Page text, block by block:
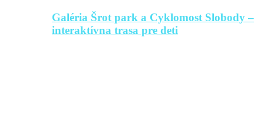
Galéria Šrot park a Cyklomost Slobody –
interaktívna trasa pre deti